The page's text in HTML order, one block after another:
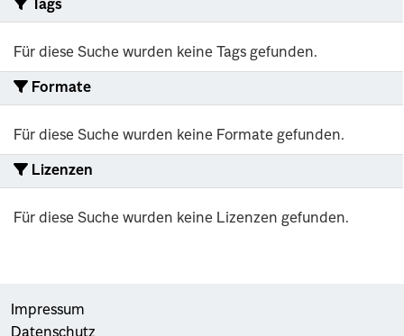
Tags
Für diese Suche wurden keine Tags gefunden.
Formate
Für diese Suche wurden keine Formate gefunden.
Lizenzen
Für diese Suche wurden keine Lizenzen gefunden.
Impressum
Datenschutz